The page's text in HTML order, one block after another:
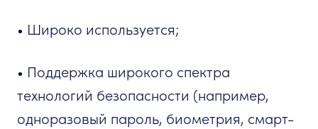
• Широко используется;
• Поддержка широкого спектра
технологий безопасности (например,
одноразовый пароль, биометрия, смарт-